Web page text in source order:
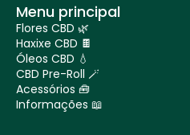
Menu principal
Flores CBD 🌿
Haxixe CBD 🍫
Óleos CBD 💧
CBD Pre-Roll 🪄
Acessórios 🧰
Informações 📖